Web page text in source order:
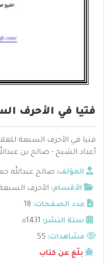
فتيا في الأحرف
فتيا في الأحرف السبعة
أعداد الشيخ - صالح بن
المؤلف: صالح عبدالله
الأقسام: الأحرف
عدد الصفحات: 18
سنة النشر: 1431ه
مشاهدات:
بلّغ عن كتاب